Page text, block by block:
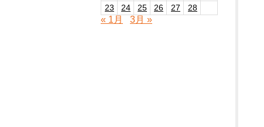
23
24 25 26 27 28
« 1月 3月 »